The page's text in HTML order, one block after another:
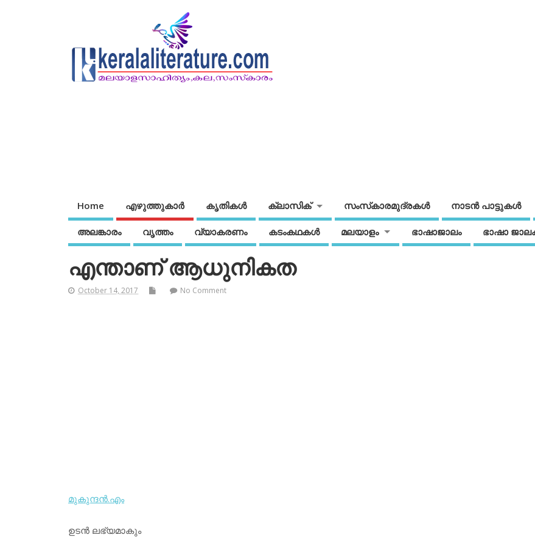
Home എഴുത്തുകാര്‍ കൃതികൾ ക്ലാസിക് സംസ്‌കാരമുദ്രകള്‍ നാടന്‍ പാട്ടുകള്‍
അലങ്കാരം വൃത്തം വ്യാകരണം കടംകഥകള്‍ മലയാളം ഭാഷാജാലം ഭാഷാ
എന്താണ് ആധുനികത
October 14, 2017 No Comment
മുകുന്ദന്‍.എം
ഉടന്‍ ലഭ്യമാകും